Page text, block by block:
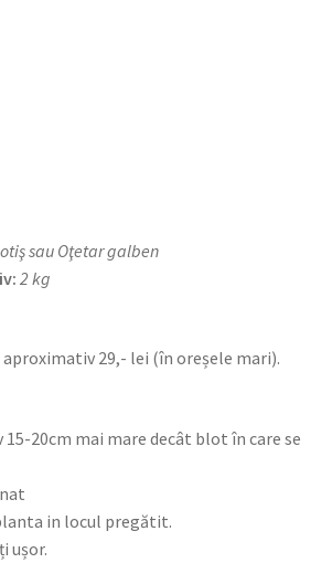
sau Oţetar galben
2 kg
29,- lei (în oreșele mari).
20cm mai mare decât blot în care se
in locul pregătit.
ușor.